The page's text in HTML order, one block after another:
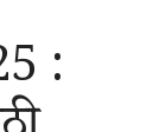
: